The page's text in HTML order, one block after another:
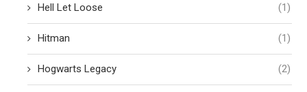
Hell Let Loose (1)
Hitman (1)
Hogwarts Legacy (2)